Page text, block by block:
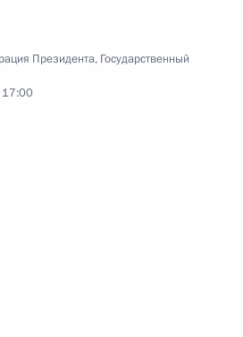
Президента, Государственный
17:00